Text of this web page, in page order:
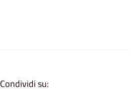
Condividi su: